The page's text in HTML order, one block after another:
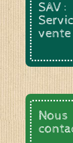
SAV :
vente
Nous